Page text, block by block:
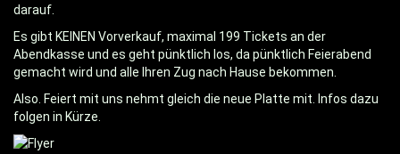
darauf.
Es gibt KEINEN Vorverkauf, maximal 199 Tickets an der
Abendkasse und es geht pünktlich los, da pünktlich Feierabend
gemacht wird und alle Ihren Zug nach Hause bekommen.
Also. Feiert mit uns nehmt gleich die neue Platte mit. Infos dazu
folgen in Kürze.